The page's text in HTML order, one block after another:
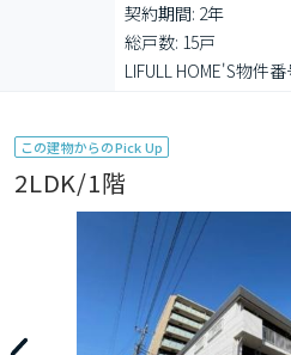
契約期間: 2年
総戸数: 15戸
LIFULL HOME'S物件
この建物からのPick Up
2LDK/1階